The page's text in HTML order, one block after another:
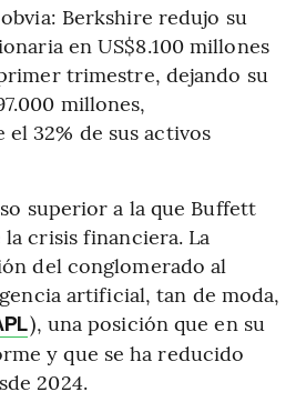
Berkshire redujo su
en US$8.100 millones
trimestre, dejando su
millones,
32% de sus activos
superior a la que Buffett
crisis financiera. La
del conglomerado al
artificial, tan de moda,
), una posición que en su
y que se ha reducido
2024.